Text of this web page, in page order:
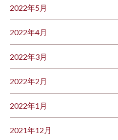
2022年5月
2022年4月
2022年3月
2022年2月
2022年1月
2021年12月